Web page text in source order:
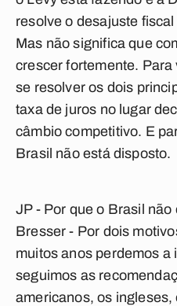
resolve o desajuste
Mas não significa que
crescer fortemente.
se resolver os dois
taxa de juros no lugar
câmbio competitivo. E
Brasil não está disposto.
JP - Por que o Brasil não
Bresser- Por dois
muitos anos perdemos a
seguimos as
americanos, os ingleses,